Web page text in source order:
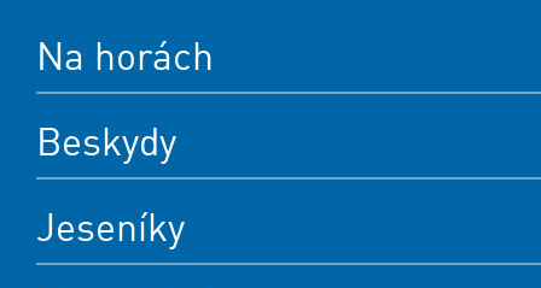
Na horách
Beskydy
Jeseníky